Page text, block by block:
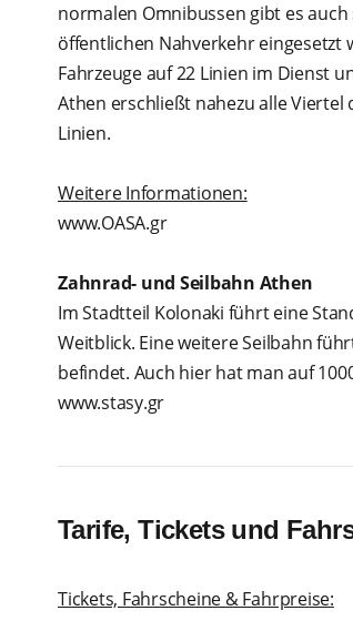
normalen Omnibussen gibt es
öffentlichen Nahverkehr eingesetzt
Fahrzeuge auf 22 Linien im Dienst
Athen erschließt nahezu alle
Linien.
Weitere Informationen:
www.OASA.gr
Zahnrad- und Seilbahn Athen
Im Stadtteil Kolonaki führt eine
Weitblick. Eine weitere Seilbahn
befindet. Auch hier hat man auf
www.stasy.gr
Tarife, Tickets und
Tickets, Fahrscheine & Fahrpreise: